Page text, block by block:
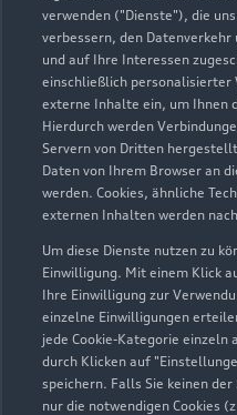
Service
Geschlossen,
Verkauf
Geöffnet bis14:00
Teile- und
Modelle
verwenden ("Dienste"), die
verbessern, den
und auf Ihre Interessen
einschließlich personalisierter
externe Inhalte ein, um Ihnen
Hierdurch werden
Servern von Dritten
Daten von Ihrem Browser an
werden. Cookies, ähnliche
externen Inhalten werden
Um diese Dienste nutzen zu
Einwilligung. Mit einem Klick
Ihre Einwilligung zur
einzelne Einwilligungen
jede Cookie-Kategorie einzeln
durch Klicken auf
speichern. Falls Sie keinen
nur die notwendigen Cookies